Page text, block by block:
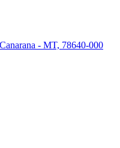
- MT, 78640-000